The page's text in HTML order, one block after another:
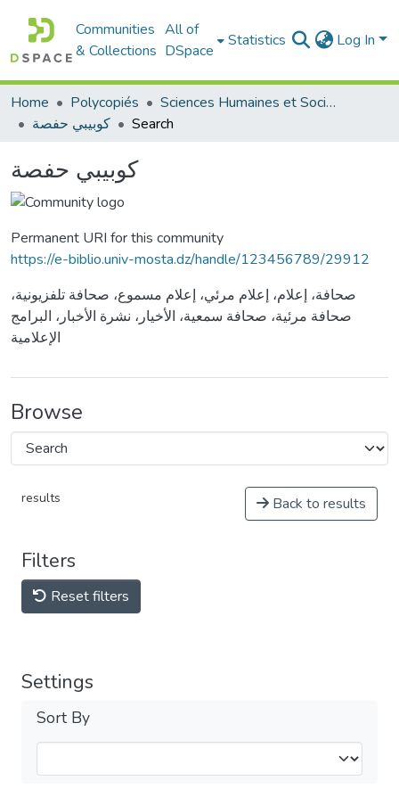
Communities
& Collections
All of
DSpace
Statistics Log In
Home Polycopiés
Sciences Humaines et Sociales - العلوم الإنسانية والاجتماعية
كوبيبي حفصة
Search
كوبيبي حفصة
Permanent URI for this community
https://e-biblio.univ-mosta.dz/handle/123456789/29912
صحافة، إعلام، إعلام مرئي، إعلام مسموع، صحافة تلفزيونية،
صحافة مرئية، صحافة سمعية، الأخيار، نشرة الأخبار، البرامج
الإعلامية
Browse
results Back to results
Filters
Reset filters
Settings
Sort By